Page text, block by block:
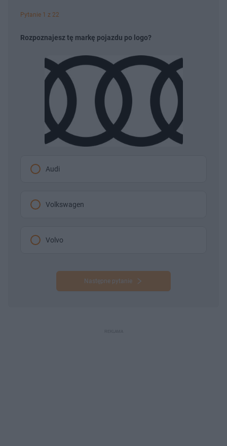
Pytanie 1 z 22
Rozpoznajesz tę markę pojazdu po logo?
Audi
Volkswagen
Volvo
Następne pytanie